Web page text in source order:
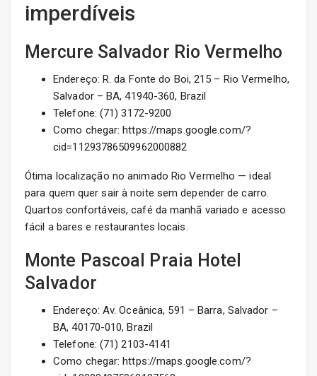
imperdíveis
Mercure Salvador Rio Vermelho
Endereço: R. da Fonte do Boi, 215 – Rio Vermelho,
Salvador – BA, 41940-360, Brazil
Telefone: (71) 3172-9200
Como chegar: https://maps.google.com/?
cid=11293786509962000882
Ótima localização no animado Rio Vermelho — ideal
para quem quer sair à noite sem depender de carro.
Quartos confortáveis, café da manhã variado e acesso
fácil a bares e restaurantes locais.
Monte Pascoal Praia Hotel
Salvador
Endereço: Av. Oceânica, 591 – Barra, Salvador –
BA, 40170-010, Brazil
Telefone: (71) 2103-4141
Como chegar: https://maps.google.com/?